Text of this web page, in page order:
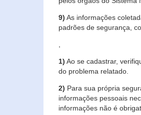
9) As informações
padrões de segurança,
1) Ao se cadastrar,
do problema relatado.
2) Para sua própria
informações pessoais
informações não é